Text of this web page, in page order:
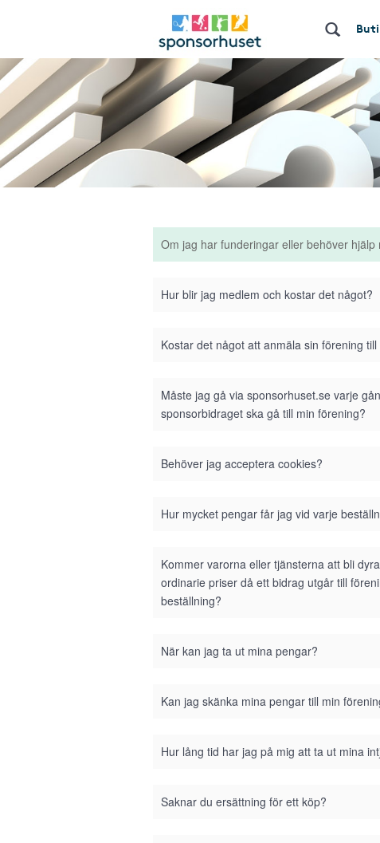
Om jag har funderingar eller behöver hjälp
Hur blir jag medlem och kostar det något?
Kostar det något att anmäla sin förening
Måste jag gå via sponsorhuset.se varje
sponsorbidraget ska gå till min förening?
Behöver jag acceptera cookies?
Hur mycket pengar får jag vid varje
Kommer varorna eller tjänsterna att bli
ordinarie priser då ett bidrag utgår till
beställning?
När kan jag ta ut mina pengar?
Kan jag skänka mina pengar till min
Hur lång tid har jag på mig att ta ut mina
Saknar du ersättning för ett köp?